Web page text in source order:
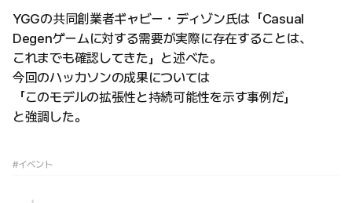
YGGの共同創業者ギャビー・ディゾン氏は「Casual
Degenゲームに対する需要が実際に存在することは、
これまでも確認してきた」と述べた。
今回のハッカソンの成果については
「このモデルの拡張性と持続可能性を示す事例だ」
と強調した。
#イベント